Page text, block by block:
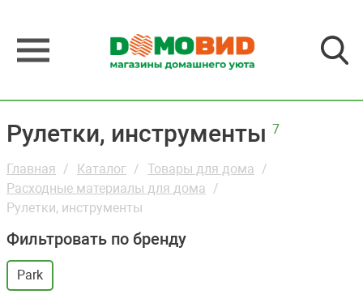
Рулетки, инструменты 7
Главная Каталог
Товары для дома
Расходные материалы для дома
Рулетки, инструменты
Фильтровать по бренду
Park